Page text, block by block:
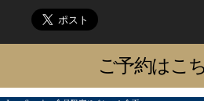
ご予約はこ